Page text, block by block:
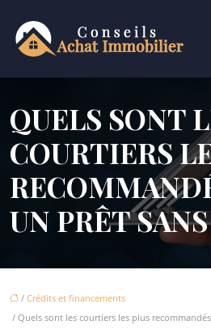
QUELS SONT
COURTIERS
UN PRÊT
/ Crédits et financements
/ Quels sont les courtiers les plus